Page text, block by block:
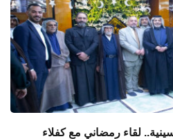
لقاء رمضاني مع كفلاء